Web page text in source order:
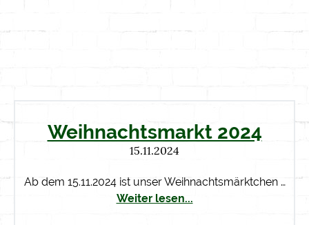
Weihnachtsmarkt 2024
15.11.2024
Ab dem 15.11.2024 ist unser Weihnachtsmärktchen …
Weiter lesen...